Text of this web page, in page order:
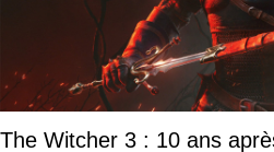
The Witcher 3 : 10 ans